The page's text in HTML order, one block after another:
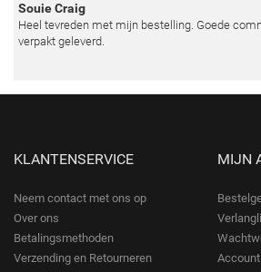
Souie Craig
Heel tevreden met mijn bestelling. Goede
verpakt geleverd.
KLANTENSERVICE
Neem contact met ons op
Over ons
Betalingsmethoden
Verzending en Retourneren
MIJN